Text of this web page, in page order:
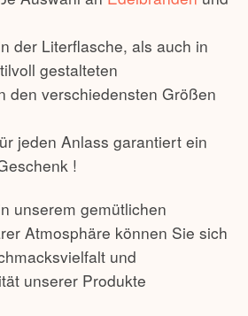
der Literflasche, als auch in
gestalteten
den verschiedensten Größen
jeden Anlass garantiert ein
!
unserem gemütlichen
Atmosphäre können Sie sich
und
unserer Produkte